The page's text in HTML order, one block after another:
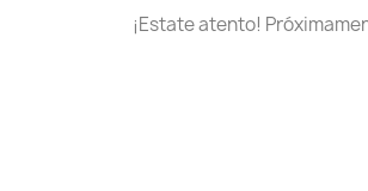
¡Estate atento!